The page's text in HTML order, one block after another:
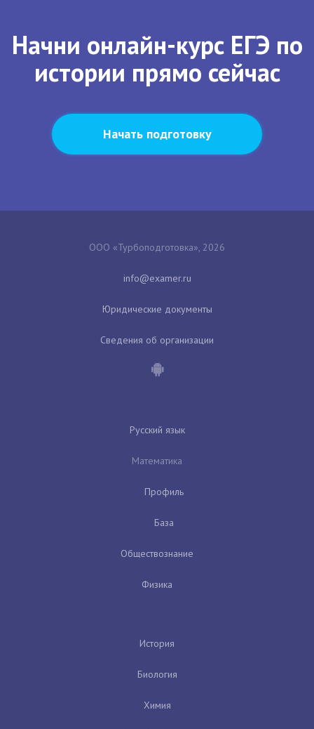
Начни онлайн-курс ЕГЭ по
истории прямо сейчас
Начать подготовку
ООО «Турбоподготовка», 2026
Юридические документы
Сведения об организации
Русский язык
Математика
Профиль
База
Обществознание
Физика
История
Биология
Химия